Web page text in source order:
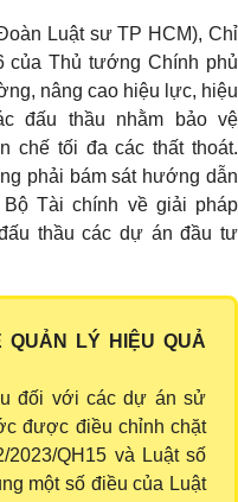
Luật sư TP HCM), Chỉ
của Thủ tướng Chính phủ
nâng cao hiệu lực, hiệu
đấu thầu nhằm bảo vệ
chế tối đa các thất thoát.
phải bám sát hướng dẫn
Tài chính về giải pháp
thầu các dự án đầu tư
QUẢN LÝ HIỆU QUẢ
đối với các dự án sử
được điều chỉnh chặt
QH15 và Luật số
một số điều của Luật